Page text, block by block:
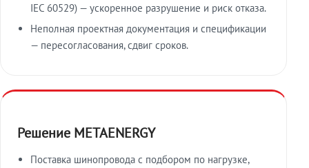
IEC 60529) — ускоренное разрушение и риск отказа.
Неполная проектная документация и спецификации
— пересогласования, сдвиг сроков.
Решение METAENERGY
Поставка шинопровода с подбором по нагрузке,